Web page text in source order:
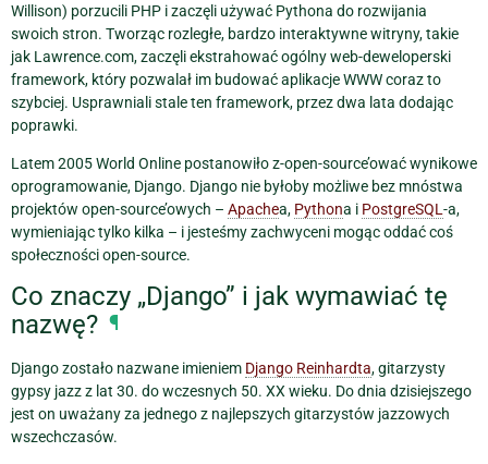
Willison) porzucili PHP i zaczęli używać Pythona do rozwijania
swoich stron. Tworząc rozległe, bardzo interaktywne witryny, takie
jak Lawrence.com, zaczęli ekstrahować ogólny web-deweloperski
framework, który pozwalał im budować aplikacje WWW coraz to
szybciej. Usprawniali stale ten framework, przez dwa lata dodając
poprawki.
Latem 2005 World Online postanowiło z-open-source’ować wynikowe
oprogramowanie, Django. Django nie byłoby możliwe bez mnóstwa
projektów open-source’owych – Apachea, Pythona i PostgreSQL -a,
wymieniając tylko kilka – i jesteśmy zachwyceni mogąc oddać coś
społeczności open-source.
Co znaczy „Django” i jak wymawiać tę
nazwę? ¶
Django zostało nazwane imieniem Django Reinhardta, gitarzysty
gypsy jazz z lat 30. do wczesnych 50. XX wieku. Do dnia dzisiejszego
jest on uważany za jednego z najlepszych gitarzystów jazzowych
wszechczasów.